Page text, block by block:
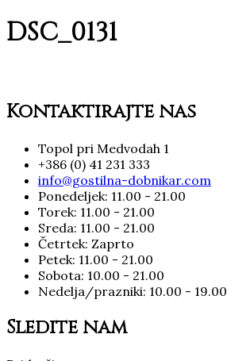
DSC_0131
Kontaktirajte nas
Topol pri Medvodah 1
+386 (0) 41 231 333
info@gostilna-dobnikar.com
Ponedeljek: 11.00 - 21.00
Torek: 11.00 - 21.00
Sreda: 11.00 - 21.00
Četrtek: Zaprto
Petek: 11.00 - 21.00
Sobota: 10.00 - 21.00
Nedelja/prazniki: 10.00 - 19.00
Sledite nam